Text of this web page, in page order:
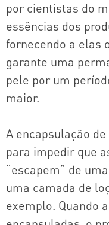
por cientistas do
essências dos
fornecendo a elas
garante uma
pele por um
maior.
A encapsulação
para impedir que
“escapem” de
uma camada de
exemplo. Quando